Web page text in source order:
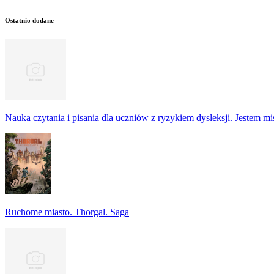
Ostatnio dodane
Nauka czytania i pisania dla uczniów z ryzykiem dysleksji. Jestem
Ruchome miasto. Thorgal. Saga